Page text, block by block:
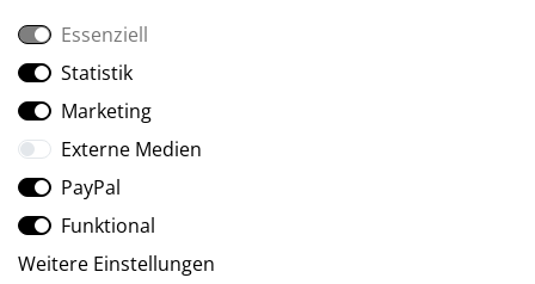
Social Media
Essenziell
Statistik
Marketing
Externe Medien
PayPal
Funktional
Weitere Einstellungen